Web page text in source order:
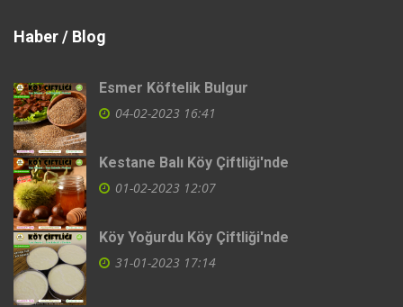
Haber / Blog
Esmer Köftelik Bulgur
04-02-2023 16:41
Kestane Balı Köy Çiftliği'nde
01-02-2023 12:07
Köy Yoğurdu Köy Çiftliği'nde
31-01-2023 17:14